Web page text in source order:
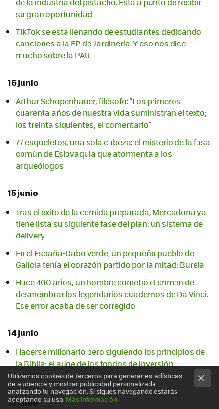
su gran oportunidad
TikTok se está llenando de estudiantes dedicando
canciones a la FP de Jardinería. Y eso nos dice
mucho sobre la PAU
16 junio
Arthur Schopenhauer, filósofo: "Los primeros
cuarenta años de nuestra vida suministran el texto;
los treinta siguientes, el comentario"
77 esqueletos, una sola cabeza: el misterio de la fosa
común de Eslovaquia que atormenta a los
arqueólogos
15 junio
Tras el éxito de la comida preparada, Mercadona ya
tiene lista su siguiente fase del plan: un sistema de
delivery
En el España-Cabo Verde, un pequeño pueblo de
Galicia tenía el corazón partido por la mitad: Burela
Hace 400 años, un hombre cometió el crimen de
desmembrar los legendarios cuadernos de Da Vinci.
Ese error acaba de ser corregido
14 junio
Hacerse millonario pero siguiendo los principios de
la Biblia: el auge de los fondos de inversión
cristianos
13 junio
Utilizamos cookies de terceros para generar estadísticas
de audiencia y mostrar publicidad personalizada
analizando tu navegación. Si sigues navegando estarás
aceptando su uso. Más información